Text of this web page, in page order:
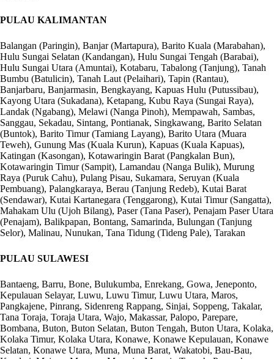
PULAU KALIMANTAN
Balangan (Paringin), Banjar (Martapura), Barito Kuala (Marabahan),
Hulu Sungai Selatan (Kandangan), Hulu Sungai Tengah (Barabai),
Hulu Sungai Utara (Amuntai), Kotabaru, Tabalong (Tanjung), Tanah
Bumbu (Batulicin), Tanah Laut (Pelaihari), Tapin (Rantau),
Banjarbaru, Banjarmasin, Bengkayang, Kapuas Hulu (Putussibau),
Kayong Utara (Sukadana), Ketapang, Kubu Raya (Sungai Raya),
Landak (Ngabang), Melawi (Nanga Pinoh), Mempawah, Sambas,
Sanggau, Sekadau, Sintang, Pontianak, Singkawang, Barito Selatan
(Buntok), Barito Timur (Tamiang Layang), Barito Utara (Muara
Teweh), Gunung Mas (Kuala Kurun), Kapuas (Kuala Kapuas),
Katingan (Kasongan), Kotawaringin Barat (Pangkalan Bun),
Kotawaringin Timur (Sampit), Lamandau (Nanga Bulik), Murung
Raya (Puruk Cahu), Pulang Pisau, Sukamara, Seruyan (Kuala
Pembuang), Palangkaraya, Berau (Tanjung Redeb), Kutai Barat
(Sendawar), Kutai Kartanegara (Tenggarong), Kutai Timur (Sangatta),
Mahakam Ulu (Ujoh Bilang), Paser (Tana Paser), Penajam Paser Utara
(Penajam), Balikpapan, Bontang, Samarinda, Bulungan (Tanjung
Selor), Malinau, Nunukan, Tana Tidung (Tideng Pale), Tarakan
PULAU SULAWESI
Bantaeng, Barru, Bone, Bulukumba, Enrekang, Gowa, Jeneponto,
Kepulauan Selayar, Luwu, Luwu Timur, Luwu Utara, Maros,
Pangkajene, Pinrang, Sidenreng Rappang, Sinjai, Soppeng, Takalar,
Tana Toraja, Toraja Utara, Wajo, Makassar, Palopo, Parepare,
Bombana, Buton, Buton Selatan, Buton Tengah, Buton Utara, Kolaka,
Kolaka Timur, Kolaka Utara, Konawe, Konawe Kepulauan, Konawe
Selatan, Konawe Utara, Muna, Muna Barat, Wakatobi, Bau-Bau,